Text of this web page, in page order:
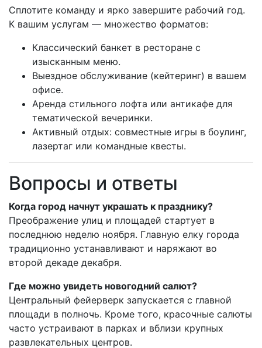
Сплотите команду и ярко завершите рабочий год.
К вашим услугам — множество форматов:
Классический банкет в ресторане с
изысканным меню.
Выездное обслуживание (кейтеринг) в вашем
офисе.
Аренда стильного лофта или антикафе для
тематической вечеринки.
Активный отдых: совместные игры в боулинг,
лазертаг или командные квесты.
Вопросы и ответы
Когда город начнут украшать к празднику?
Преображение улиц и площадей стартует в
последнюю неделю ноября. Главную елку города
традиционно устанавливают и наряжают во
второй декаде декабря.
Где можно увидеть новогодний салют?
Центральный фейерверк запускается с главной
площади в полночь. Кроме того, красочные салюты
часто устраивают в парках и вблизи крупных
развлекательных центров.